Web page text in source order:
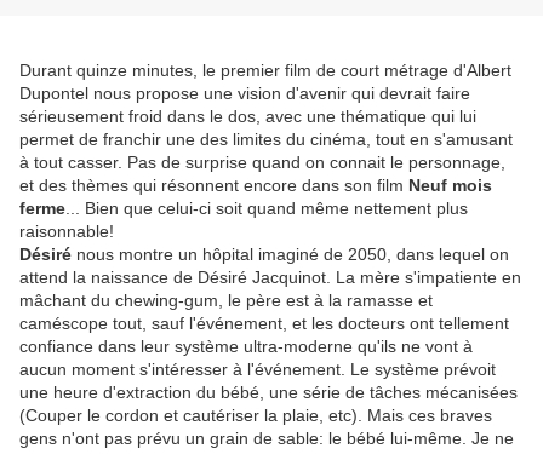
Durant quinze minutes, le premier film de court métrage d'Albert
Dupontel nous propose une vision d'avenir qui devrait faire
sérieusement froid dans le dos, avec une thématique qui lui
permet de franchir une des limites du cinéma, tout en s'amusant
à tout casser. Pas de surprise quand on connait le personnage,
et des thèmes qui résonnent encore dans son film Neuf mois
ferme ... Bien que celui-ci soit quand même nettement plus
raisonnable!
Désiré nous montre un hôpital imaginé de 2050, dans lequel on
attend la naissance de Désiré Jacquinot. La mère s'impatiente en
mâchant du chewing-gum, le père est à la ramasse et
caméscope tout, sauf l'événement, et les docteurs ont tellement
confiance dans leur système ultra-moderne qu'ils ne vont à
aucun moment s'intéresser à l'événement. Le système prévoit
une heure d'extraction du bébé, une série de tâches mécanisées
(Couper le cordon et cautériser la plaie, etc). Mais ces braves
gens n'ont pas prévu un grain de sable: le bébé lui-même. Je ne